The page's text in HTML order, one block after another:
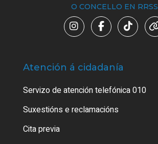
O CONCELLO EN RRSS
Atención á cidadanía
Servizo de atención telefónica 010
Suxestións e reclamacións
Cita previa